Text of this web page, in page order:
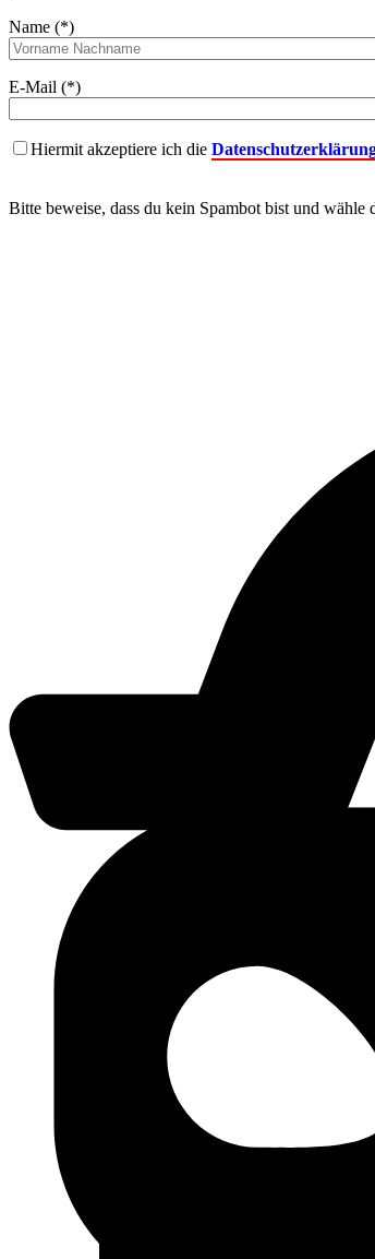
Name (*)
E-Mail (*)
Hiermit akzeptiere ich die
Bitte beweise, dass du kein Spambot bist und wähle